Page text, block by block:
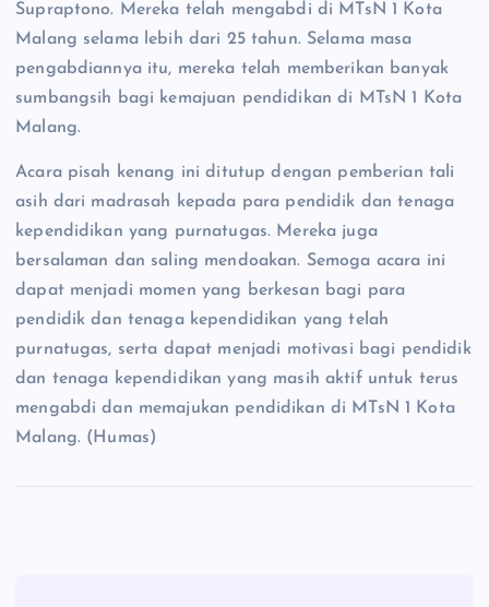
Supraptono. Mereka telah mengabdi di MTsN 1 Kota
Malang selama lebih dari 25 tahun. Selama masa
pengabdiannya itu, mereka telah memberikan banyak
sumbangsih bagi kemajuan pendidikan di MTsN 1 Kota
Malang.
Acara pisah kenang ini ditutup dengan pemberian tali
asih dari madrasah kepada para pendidik dan tenaga
kependidikan yang purnatugas. Mereka juga
bersalaman dan saling mendoakan. Semoga acara ini
dapat menjadi momen yang berkesan bagi para
pendidik dan tenaga kependidikan yang telah
purnatugas, serta dapat menjadi motivasi bagi pendidik
dan tenaga kependidikan yang masih aktif untuk terus
mengabdi dan memajukan pendidikan di MTsN 1 Kota
Malang. (Humas)